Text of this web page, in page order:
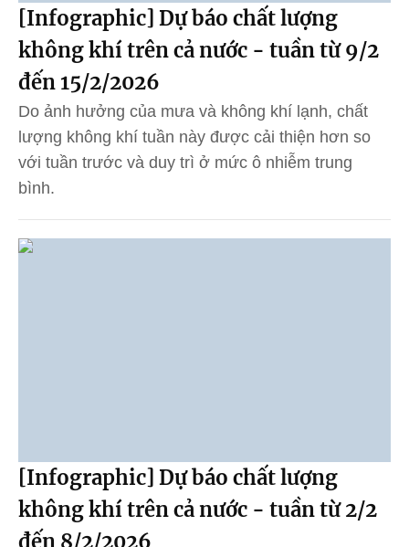
[Infographic] Dự báo chất lượng
không khí trên cả nước - tuần từ 9/2
đến 15/2/2026
Do ảnh hưởng của mưa và không khí lạnh, chất
lượng không khí tuần này được cải thiện hơn so
với tuần trước và duy trì ở mức ô nhiễm trung
bình.
[Infographic] Dự báo chất lượng
không khí trên cả nước - tuần từ 2/2
đến 8/2/2026